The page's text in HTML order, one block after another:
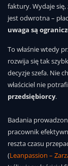
faktury. Wydaje
jest odwrotna –
uwaga są
To właśnie wtedy
rozwija się tak
decyzje szefa. Nie
właściciel nie
przedsiębiorcy.
Badania
pracownik
reszta czasu
(Leanpassion –